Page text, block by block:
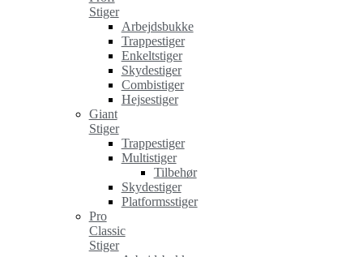
Stiger
Arbejdsbukke
Trappestiger
Enkeltstiger
Skydestiger
Combistiger
Hejsestiger
Giant
Stiger
Trappestiger
Multistiger
Tilbehør
Skydestiger
Platformsstiger
Pro
Classic
Stiger